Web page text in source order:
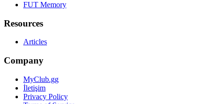
FUT Memory
Resources
Articles
Company
MyClub.gg
İletişim
Privacy Policy